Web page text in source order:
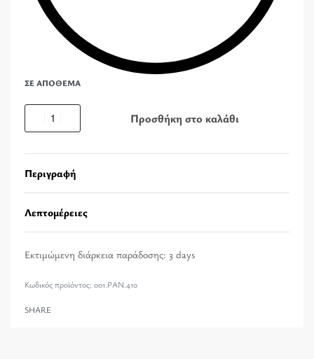
ΣΕ ΑΠΌΘΕΜΑ
Προσθήκη στο καλάθι
Περιγραφή
Λεπτομέρειες
Εκτιμώμενη διάρκεια παράδοσης: 3 days
001.PAN.410
SHARE